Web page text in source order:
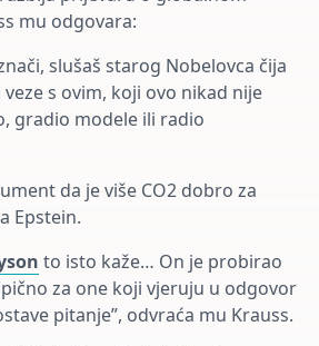
mu odgovara:
slušaš starog Nobelovca čija
s ovim, koji ovo nikad nije
gradio modele ili radio
da je više CO2 dobro za
Epstein.
to isto kaže… On je probirao
za one koji vjeruju u odgovor
pitanje”, odvraća mu Krauss.